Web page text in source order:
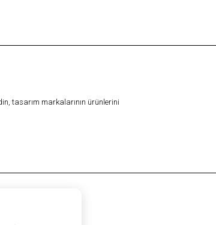
tasarım markalarının ürünlerini